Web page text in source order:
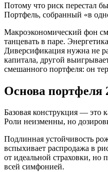
Потому что риск перестал
Портфель, собранный «в
Макроэкономический фон
танцевать в паре.
Диверсификация нужна не
капитала, другой
смешанного портфеля: он
Основа портфеля
Базовая конструкция — это
Роли неизменны, но
Подлинная устойчивость
вспыхивает распродажа в
от идеальной страховки, но
всей симфонией.